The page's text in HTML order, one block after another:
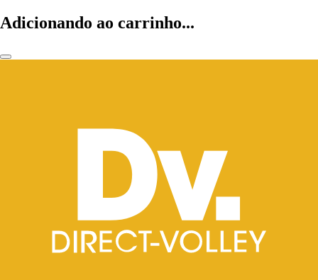
Adicionando ao carrinho...